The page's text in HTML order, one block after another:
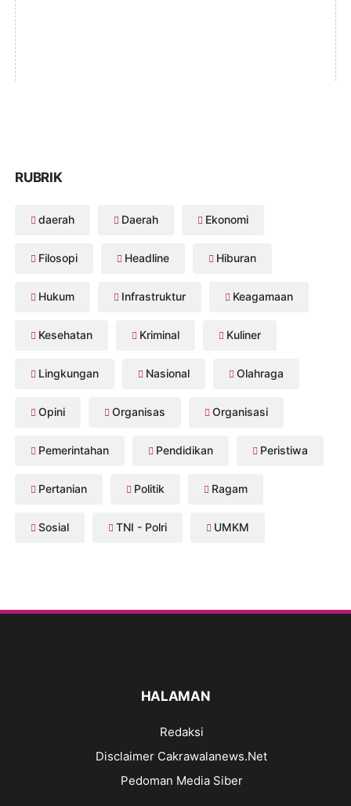
RUBRIK
daerah Daerah Ekonomi
Filosopi Headline Hiburan
Hukum Infrastruktur Keagamaan
Kesehatan Kriminal Kuliner
Lingkungan Nasional Olahraga
Opini Organisas Organisasi
Pemerintahan Pendidikan Peristiwa
Pertanian Politik Ragam
Sosial TNI - Polri UMKM
HALAMAN
Redaksi
Disclaimer Cakrawalanews.Net
Pedoman Media Siber